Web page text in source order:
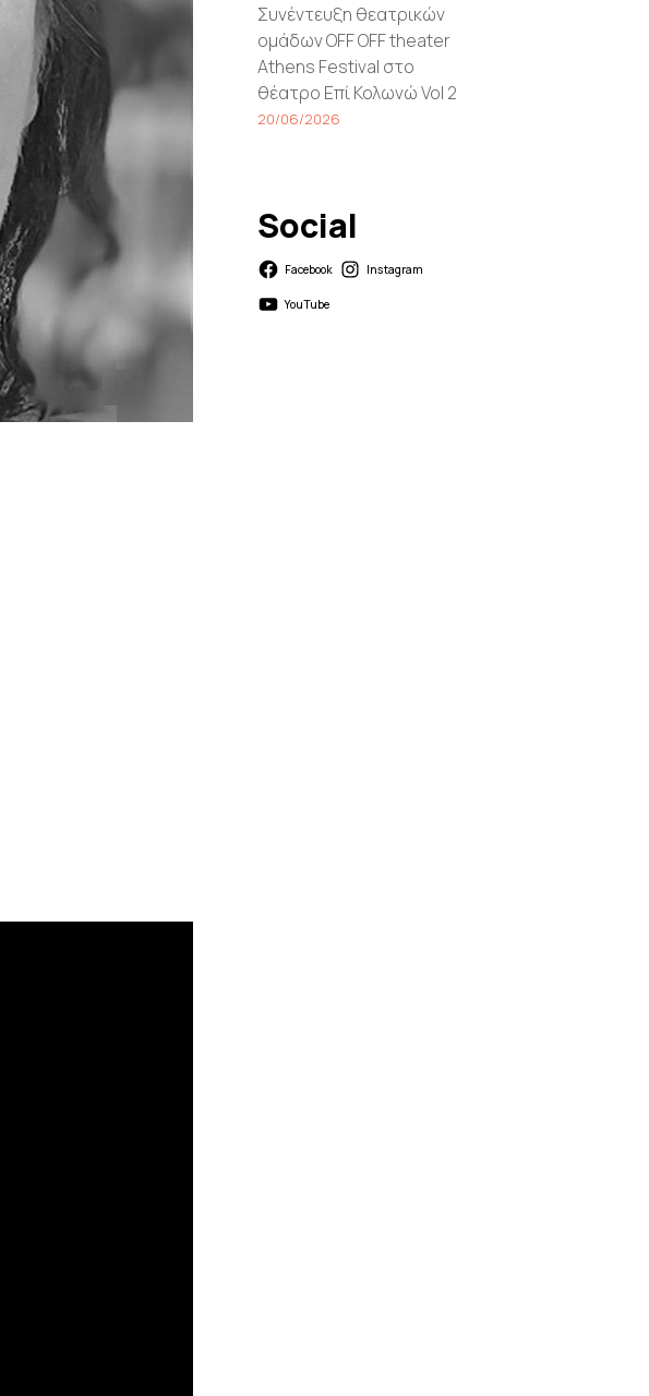
Συνέντευξη θεατρικών
ομάδων OFF OFF theater
Athens Festival στο
θέατρο Επί Κολωνώ Vol 2
20/06/2026
Social
Facebook Instagram
YouTube